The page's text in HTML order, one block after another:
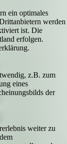
ein optimales
werden
ist. Die
erfolgen.
z.B. zum
eines
der
weiter zu